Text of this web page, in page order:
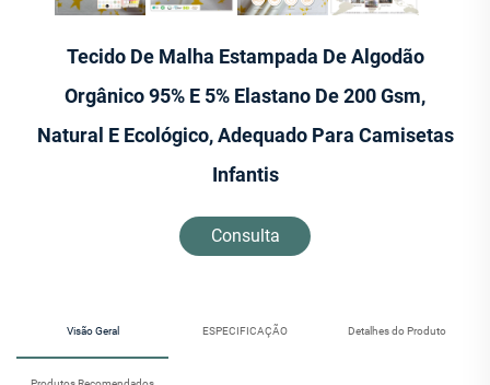
Tecido De Malha Estampada De Algodão
Orgânico 95% E 5% Elastano De 200 Gsm,
Natural E Ecológico, Adequado Para Camisetas
Infantis
Consulta
Visão Geral ESPECIFICAÇÃO Detalhes do Produto